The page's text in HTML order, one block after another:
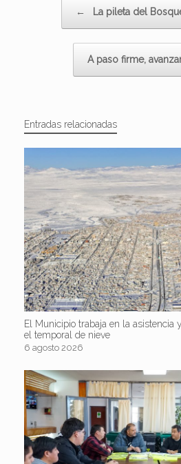
← La pileta del
A paso firme,
Entradas relacionadas
El Municipio trabaja en la asistencia
el temporal de nieve
6 agosto 2026